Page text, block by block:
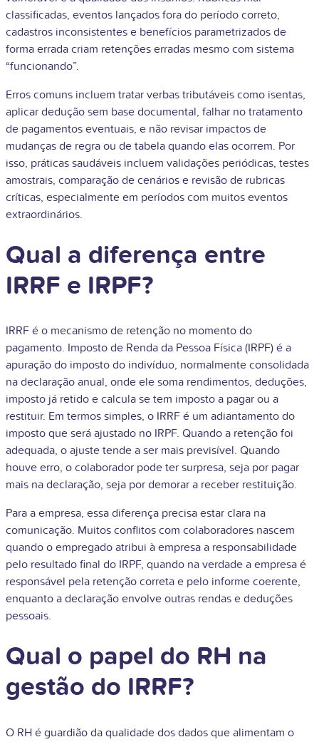
classificadas, eventos lançados fora do período correto,
cadastros inconsistentes e benefícios parametrizados de
forma errada criam retenções erradas mesmo com sistema
“funcionando”.
Erros comuns incluem tratar verbas tributáveis como isentas,
aplicar dedução sem base documental, falhar no tratamento
de pagamentos eventuais, e não revisar impactos de
mudanças de regra ou de tabela quando elas ocorrem. Por
isso, práticas saudáveis incluem validações periódicas, testes
amostrais, comparação de cenários e revisão de rubricas
críticas, especialmente em períodos com muitos eventos
extraordinários.
Qual a diferença entre
IRRF e IRPF?
IRRF é o mecanismo de retenção no momento do
pagamento. Imposto de Renda da Pessoa Física (IRPF) é a
apuração do imposto do indivíduo, normalmente consolidada
na declaração anual, onde ele soma rendimentos, deduções,
imposto já retido e calcula se tem imposto a pagar ou a
restituir. Em termos simples, o IRRF é um adiantamento do
imposto que será ajustado no IRPF. Quando a retenção foi
adequada, o ajuste tende a ser mais previsível. Quando
houve erro, o colaborador pode ter surpresa, seja por pagar
mais na declaração, seja por demorar a receber restituição.
Para a empresa, essa diferença precisa estar clara na
comunicação. Muitos conflitos com colaboradores nascem
quando o empregado atribui à empresa a responsabilidade
pelo resultado final do IRPF, quando na verdade a empresa é
responsável pela retenção correta e pelo informe coerente,
enquanto a declaração envolve outras rendas e deduções
pessoais.
Qual o papel do RH na
gestão do IRRF?
O RH é guardião da qualidade dos dados que alimentam o